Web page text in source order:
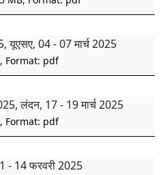
यूएसए, 04 - 07 मार्च 2025
Format: pdf
लंदन, 17 - 19 मार्च 2025
Format: pdf
- 14 फरवरी 2025